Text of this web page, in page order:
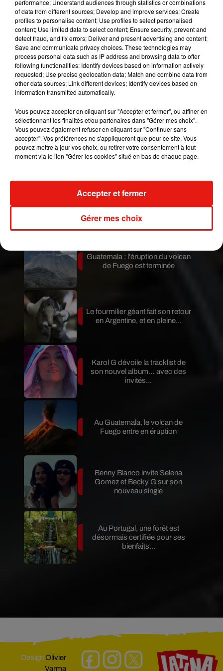
Publié : 16 octobre 2020 à 12h30 par Iris
Résultat connu en 10 à 30
minutes
Le prélèvement pour un test antigénique, pour
lequel la Haute autorité de santé (HAS) a rendu
vendredi dernier un avis"favorable", est effectué
dans les narines à l'aide d'un écouvillon, comme
les résultats les plus performants. Mais les tests
antigéniques ne nécessitent pas d'analyse en
laboratoire et le résultat peut être connu en 10 à
30 minutes.
(Avec AFP)
Mundo Latino
Guatemala : l'éruption du volcan
de Fuego est terminée
Le fourmilier géant fait son retour
en Argentine, et en pleine...
Karol G dévoile la tracklist de
son nouvel album… avec des
invités...
Au Guatemala, le volcan de
Fuego entre en éruption
Benny Blanco invite Selena
Gomez et Becky G sur son
nouveau single
Au Portugal, une forêt est
désormais certifiée pour ses
bienfaits...
DesignOlivier
Varma
performance; Understand audiences through statistics or combinations
of data from different sources; Develop and improve services; Create
profiles to personalise content; Use profiles to select personalised
content; Use limited data to select content; Ensure security, prevent and
detect fraud, and fix errors; Deliver and present advertising and content;
Save and communicate privacy choices. These technologies may
process personal data such as IP address and browsing data to offer
following functionalities: Identify devices based on information actively
requested; Use precise geolocation data; Match and combine data from
other data sources; Link different devices; Identify devices based on
information transmitted automatically.
Vous pouvez accepter en cliquant sur "Accepter et fermer", ou affiner en
sélectionnant les finalités et/ou partenaires dans "Gérer mes choix".
Vous pouvez également refuser en cliquant sur "Continuer sans
accepter". Vos préférences ne s'appliqueront que pour ce site. Vous
pouvez mettre à jour vos choix, ou retirer votre consentement à tout
moment via le lien "Gérer les cookies" situé en bas de chaque page.
Gérer mes choix
Accepter et fermer